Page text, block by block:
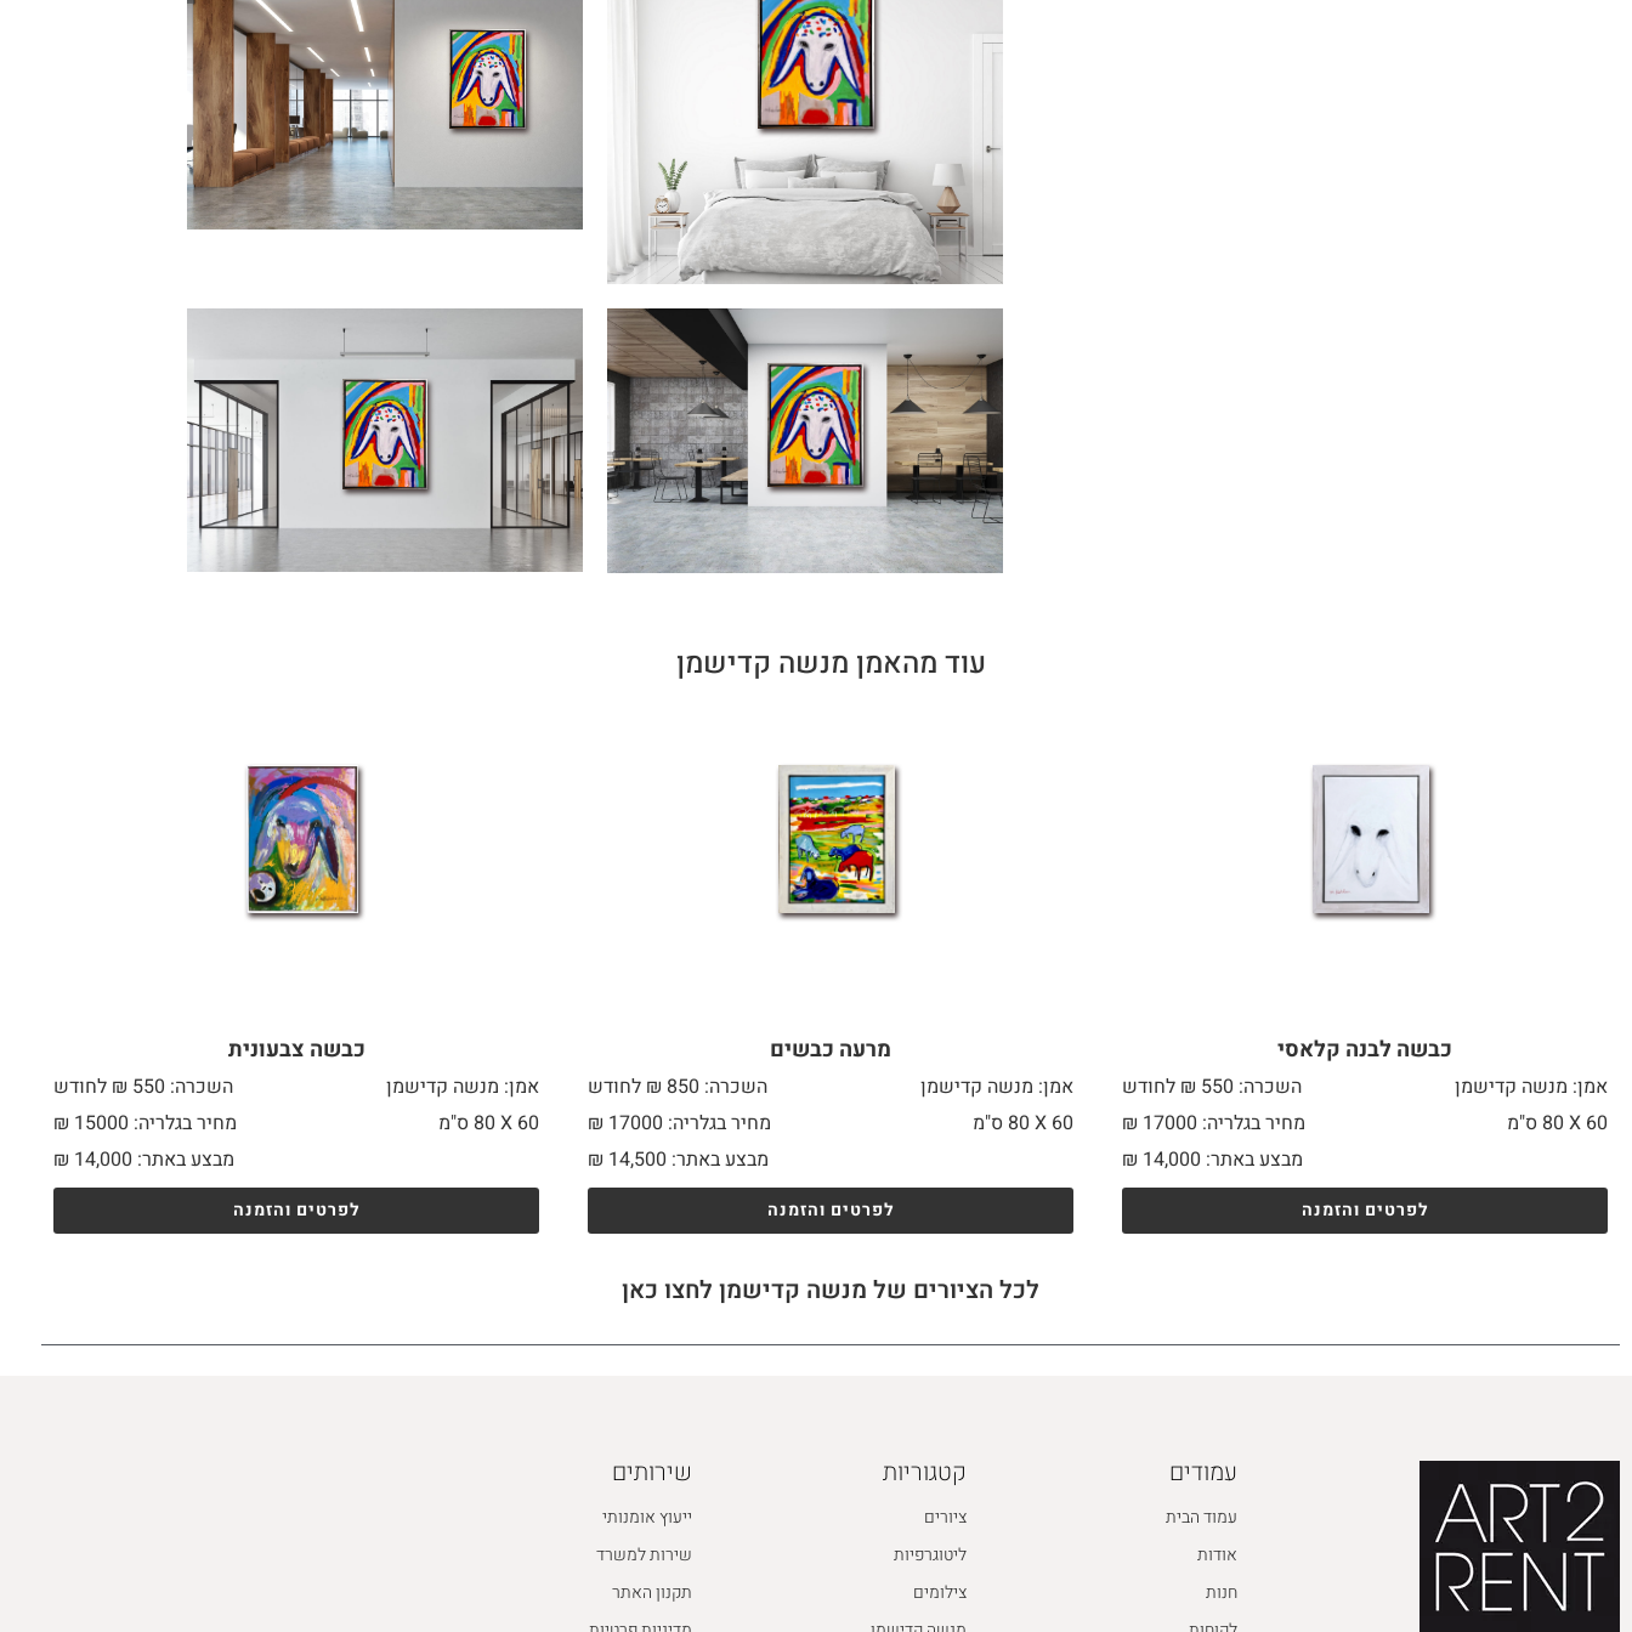
עוד מהאמן מנשה קדישמן
כבשה לבנה קלאסי
אמן: מנשה קדישמן
השכרה: 550 ₪ לחודש
60 X
מחיר בגלריה: 17000 ₪
מבצע באתר:
₪ 14,000
לפרטים והזמנה
מרעה כבשים
אמן: מנשה קדישמן
השכרה: 850 ₪ לחודש
60 X
מחיר בגלריה: 17000 ₪
מבצע באתר:
₪ 14,500
לפרטים והזמנה
כבשה צבעונית
אמן: מנשה קדישמן
השכרה: 550 ₪ לחודש
60 X
מחיר בגלריה: 15000 ₪
מבצע באתר:
₪ 14,000
לפרטים והזמנה
לכל הציורים של מנשה קדישמן לחצו כאן
עמודים
עמוד הבית
אודות
חנות
קטגוריות
ציורים
ליטוגרפיות
צילומים
שירותים
ייעוץ אומנותי
שירות למשרד
תקנון האתר